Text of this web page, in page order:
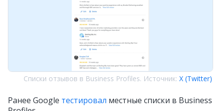
Списки отзывов в Business Profiles. Источник: X (Twitter)
Ранее Google тестировал местные списки в Business